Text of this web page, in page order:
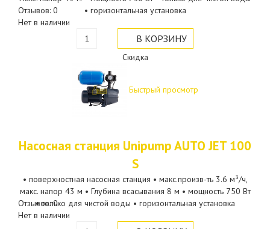
• горизонтальная установка
Отзывов: 0
Нет в наличии
Скидка
Быстрый просмотр
Насосная станция Unipump AUTO JET 100
S
• поверхностная насосная станция • макс.произв-ть 3.6 м³/ч,
макс. напор 43 м • Глубина всасывания 8 м • мощность 750 Вт
• только для чистой воды • горизонтальная установка
Отзывов: 0
Нет в наличии